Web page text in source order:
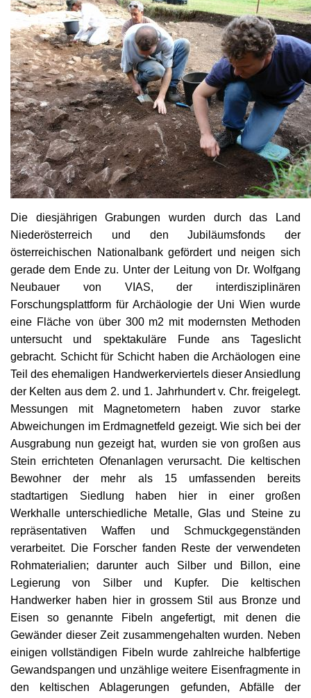
Die diesjährigen Grabungen wurden durch das Land
Niederösterreich und den Jubiläumsfonds der
österreichischen Nationalbank gefördert und neigen sich
gerade dem Ende zu. Unter der Leitung von Dr. Wolfgang
Neubauer von VIAS, der interdisziplinären
Forschungsplattform für Archäologie der Uni Wien wurde
eine Fläche von über 300 m2 mit modernsten Methoden
untersucht und spektakuläre Funde ans Tageslicht
gebracht. Schicht für Schicht haben die Archäologen eine
Teil des ehemaligen Handwerkerviertels dieser Ansiedlung
der Kelten aus dem 2. und 1. Jahrhundert v. Chr. freigelegt.
Messungen mit Magnetometern haben zuvor starke
Abweichungen im Erdmagnetfeld gezeigt. Wie sich bei der
Ausgrabung nun gezeigt hat, wurden sie von großen aus
Stein errichteten Ofenanlagen verursacht. Die keltischen
Bewohner der mehr als 15 umfassenden bereits
stadtartigen Siedlung haben hier in einer großen
Werkhalle unterschiedliche Metalle, Glas und Steine zu
repräsentativen Waffen und Schmuckgegenständen
verarbeitet. Die Forscher fanden Reste der verwendeten
Rohmaterialien; darunter auch Silber und Billon, eine
Legierung von Silber und Kupfer. Die keltischen
Handwerker haben hier in grossem Stil aus Bronze und
Eisen so genannte Fibeln angefertigt, mit denen die
Gewänder dieser Zeit zusammengehalten wurden. Neben
einigen vollständigen Fibeln wurde zahlreiche halbfertige
Gewandspangen und unzählige weitere Eisenfragmente in
den keltischen Ablagerungen gefunden, Abfälle der